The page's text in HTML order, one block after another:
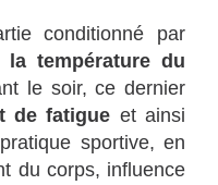
conditionné par
température du
le soir, ce dernier
de fatigue et ainsi
sportive, en
du corps, influence